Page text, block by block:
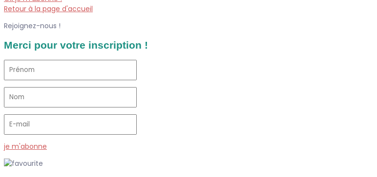
Retour à la page d'accueil
Rejoignez-nous !
Merci pour votre inscription !
je m'abonne